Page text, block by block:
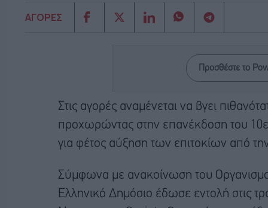
ΑΓΟΡΕΣ
Προσθέστε το
Στις αγορές αναμένεται να βγει
προχωρώντας στην επανέκδοση του
για φέτος αύξηση των επιτοκίων από
Σύμφωνα με ανακοίνωση του
Ελληνικό Δημόσιο έδωσε εντολή στις